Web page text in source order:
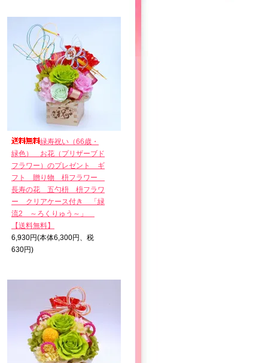
緑寿祝い（66歳・
緑色） お花（プリザーブド
フラワー）のプレゼント ギ
フト 贈り物 枡フラワー
長寿の花 五勺枡 枡フラワ
ー クリアケース付き 「緑
流2 ～ろくりゅう～」
【送料無料】
6,930円(本体6,300円、税
630円)